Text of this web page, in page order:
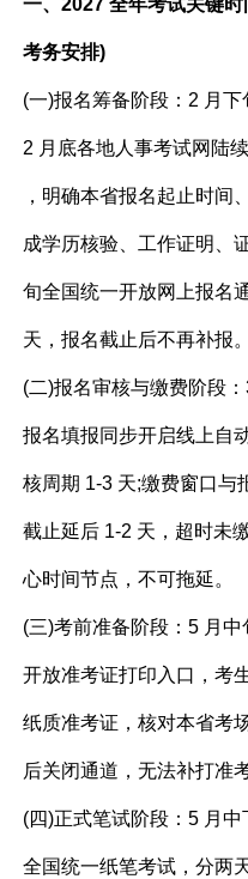
一、2027 全年考试关键
考务安排)
(一)报名筹备阶段：2 月
2 月底各地人事考试网陆
，明确本省报名起止时间
成学历核验、工作证明、
旬全国统一开放网上报名
天，报名截止后不再补报。
(二)报名审核与缴费阶段
报名填报同步开启线上自
核周期 1-3 天;缴费窗口与
截止延后 1-2 天，超时未
心时间节点，不可拖延。
(三)考前准备阶段：5 月中
开放准考证打印入口，考
纸质准考证，核对本省考
后关闭通道，无法补打准
(四)正式笔试阶段：5 月
全国统一纸笔考试，分两